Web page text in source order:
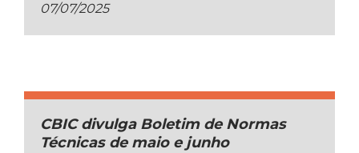
07/07/2025
CBIC divulga Boletim de Normas
Técnicas de maio e junho